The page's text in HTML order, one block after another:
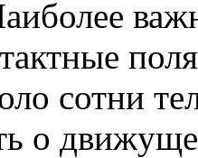
сотни
о